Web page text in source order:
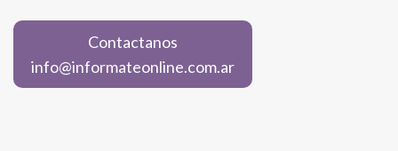
Contactanos
info@informateonline.com.ar